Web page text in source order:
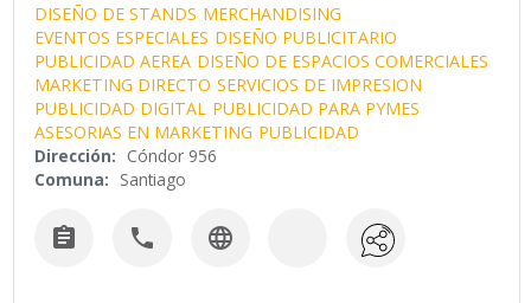
DISEÑO DE STANDS MERCHANDISING
EVENTOS ESPECIALES DISEÑO PUBLICITARIO
PUBLICIDAD AEREA DISEÑO DE ESPACIOS COMERCIALES
MARKETING DIRECTO SERVICIOS DE IMPRESION
PUBLICIDAD DIGITAL PUBLICIDAD PARA PYMES
ASESORIAS EN MARKETING PUBLICIDAD
Dirección: Cóndor 956
Comuna: Santiago
  